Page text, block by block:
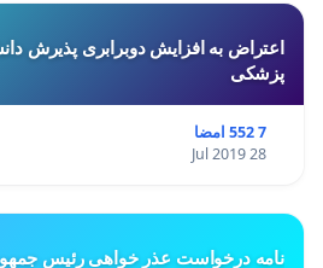
اعتراض به افزایش دوبرابری پذیرش
پزشکی
7 552 امضا
28 Jul 2019
نامه درخواست عذر خواهی رئیس